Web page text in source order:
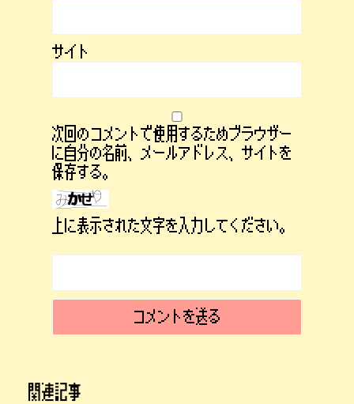
サイト
次回のコメントで使用するためブラウザー
に自分の名前、メールアドレス、サイトを
保存する。
上に表示された文字を入力してください。
関連記事